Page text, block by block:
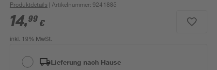
Produktdetails | Artikelnummer:9241885
14,99 €
inkl. 19% MwSt.
Lieferung nach Hause